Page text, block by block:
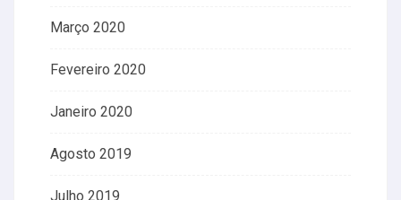
Março 2020
Fevereiro 2020
Janeiro 2020
Agosto 2019
Julho 2019